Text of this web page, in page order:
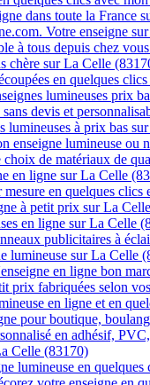
dans toute la France
Votre enseigne
à tous depuis chez
chère sur La Celle
en quelques
lumineuses prix
devis et
lumineuses à prix bas
enseigne lumineuse
de matériaux de
en ligne sur La Celle
mesure en quelques
à petit prix sur La
en ligne sur La Celle
publicitaires à
lumineuse sur La Celle
en ligne bon
prix fabriquées selon
en ligne et en
pour boutique,
en adhésif,
Celle (83170)
lumineuse en